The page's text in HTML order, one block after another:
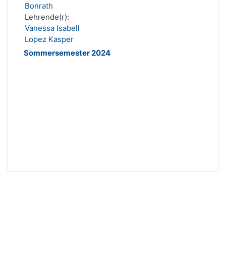
Bonrath
Lehrende(r):
Vanessa Isabell
Lopez Kasper
Sommersemester 2024